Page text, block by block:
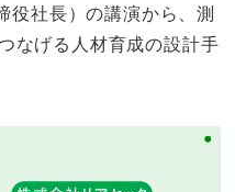
役社長）の講演から、測
なげる人材育成の設計手